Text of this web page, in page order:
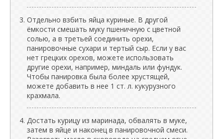
Отдельно взбить яйца куриные. В другой
ёмкости смешать муку пшеничную с цветной
солью, а в третьей соединить орехи,
панировочные сухари и тертый сыр. Если у вас
нет грецких орехов, можете использовать
другие орехи, например, миндаль или фундук.
Чтобы панировка была более хрустящей,
можете добавить в нее 1 ст. л. кукурузного
крахмала.
Достать курицу из маринада, обвалять в муке,
затем в яйце и наконец в панировочной смеси.